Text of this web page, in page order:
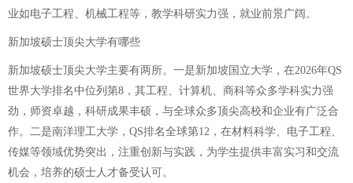
业如电子工程、机械工程等，教学科研实力强，就业前景广阔。
新加坡硕士顶尖大学有哪些
新加坡硕士顶尖大学主要有两所。一是新加坡国立大学，在2026年QS
世界大学排名中位列第8，其工程、计算机、商科等众多学科实力强
劲，师资卓越，科研成果丰硕，与全球众多顶尖高校和企业有广泛合
作。二是南洋理工大学，QS排名全球第12，在材料科学、电子工程、
传媒等领域优势突出，注重创新与实践，为学生提供丰富实习和交流
机会，培养的硕士人才备受认可。